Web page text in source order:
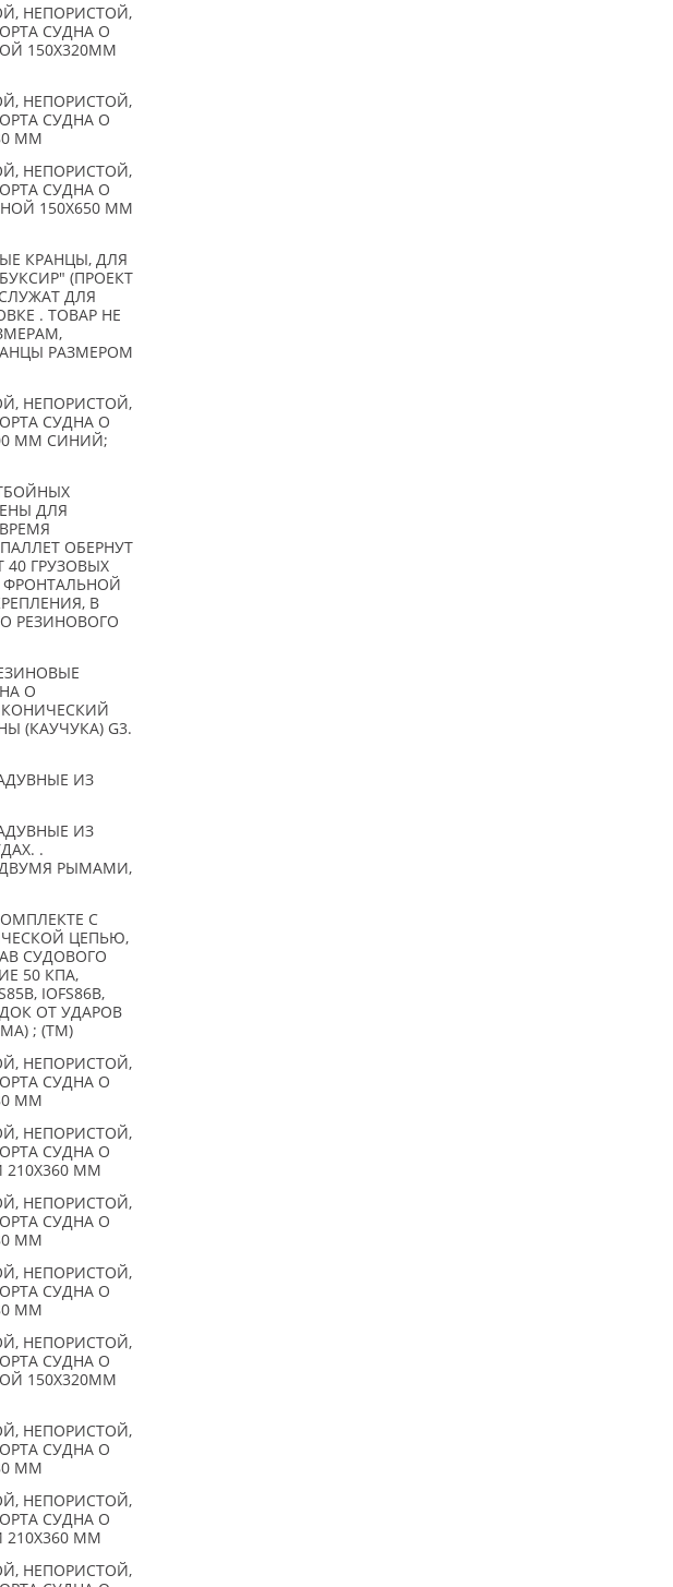
НЕПОРИСТОЙ,
СУДНА О
150X320ММ
НЕПОРИСТОЙ,
СУДНА О
ММ
НЕПОРИСТОЙ,
СУДНА О
150X650 ММ
КРАНЦЫ, ДЛЯ
(ПРОЕКТ
ДЛЯ
. ТОВАР НЕ
РАЗМЕРОМ
НЕПОРИСТОЙ,
СУДНА О
ММ СИНИЙ;
ДЛЯ
ОБЕРНУТ
ГРУЗОВЫХ
ФРОНТАЛЬНОЙ
В
РЕЗИНОВОГО
О
(КАУЧУКА) G3.
ИЗ
ИЗ
.
ДВУМЯ РЫМАМИ,
С
ЦЕПЬЮ,
СУДОВОГО
50 КПА,
IOFS86B,
ОТ УДАРОВ
; (TM)
НЕПОРИСТОЙ,
СУДНА О
ММ
НЕПОРИСТОЙ,
СУДНА О
ММ
НЕПОРИСТОЙ,
СУДНА О
ММ
НЕПОРИСТОЙ,
СУДНА О
ММ
НЕПОРИСТОЙ,
СУДНА О
150X320ММ
НЕПОРИСТОЙ,
СУДНА О
ММ
НЕПОРИСТОЙ,
СУДНА О
ММ
НЕПОРИСТОЙ,